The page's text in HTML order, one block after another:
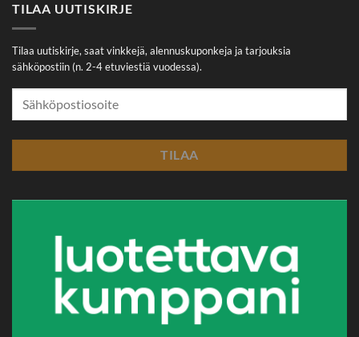
TILAA UUTISKIRJE
Tilaa uutiskirje, saat vinkkejä, alennuskuponkeja ja tarjouksia
sähköpostiin (n. 2-4 etuviestiä vuodessa).